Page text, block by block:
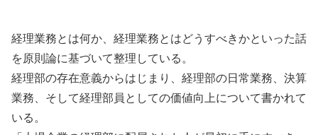
経理業務とは何か、経理業務とはどうすべきかといった話
を原則論に基づいて整理している。
経理部の存在意義からはじまり、経理部の日常業務、決算
業務、そして経理部員としての価値向上について書かれて
いる。